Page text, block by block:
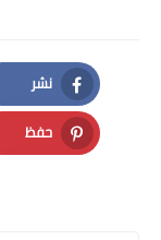
نشر
Facebook
حفظ
Pinterest